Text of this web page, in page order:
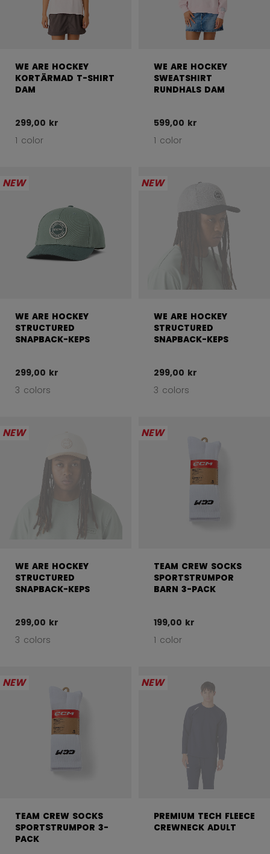
WE ARE HOCKEY
KORTÄRMAD T-SHIRT
DAM
299,00 kr
1 color
WE ARE HOCKEY
SWEATSHIRT
RUNDHALS DAM
599,00 kr
1 color
NEW
WE ARE HOCKEY
STRUCTURED
SNAPBACK-KEPS
299,00 kr
3 colors
NEW
WE ARE HOCKEY
STRUCTURED
SNAPBACK-KEPS
299,00 kr
3 colors
NEW
WE ARE HOCKEY
STRUCTURED
SNAPBACK-KEPS
299,00 kr
3 colors
NEW
TEAM CREW SOCKS
SPORTSTRUMPOR
BARN 3-PACK
199,00 kr
1 color
NEW
TEAM CREW SOCKS
SPORTSTRUMPOR 3-
PACK
NEW
PREMIUM TECH FLEECE
CREWNECK ADULT